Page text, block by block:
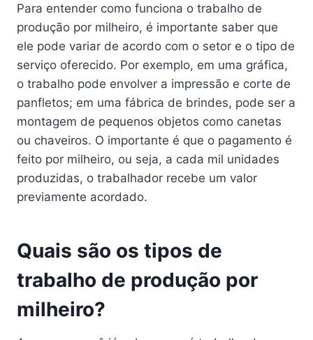
Para entender como funciona o trabalho de
produção por milheiro, é importante saber que
ele pode variar de acordo com o setor e o tipo de
serviço oferecido. Por exemplo, em uma gráfica,
o trabalho pode envolver a impressão e corte de
panfletos; em uma fábrica de brindes, pode ser a
montagem de pequenos objetos como canetas
ou chaveiros. O importante é que o pagamento é
feito por milheiro, ou seja, a cada mil unidades
produzidas, o trabalhador recebe um valor
previamente acordado.
Quais são os tipos de
trabalho de produção por
milheiro?